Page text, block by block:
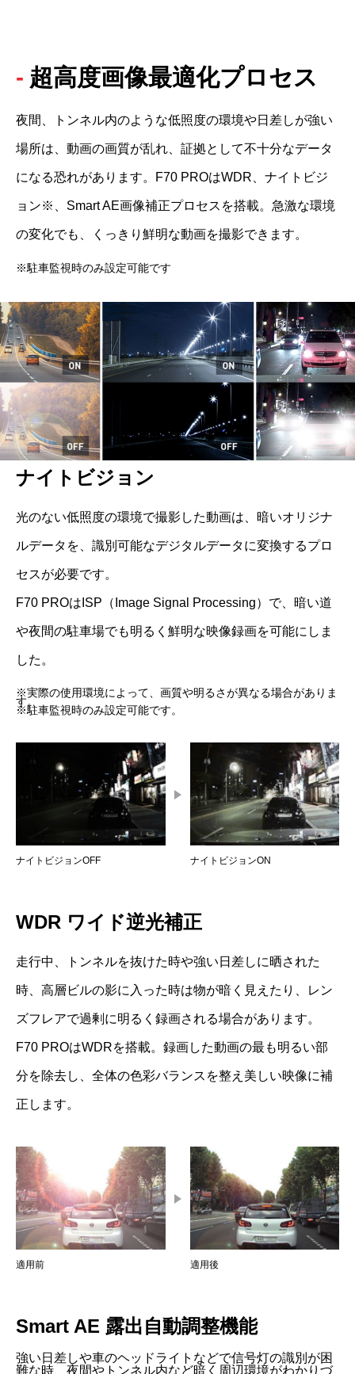
超高度画像最適化プロセス
夜間、トンネル内のような低照度の環境や日差しが強い
場所は、動画の画質が乱れ、証拠として不十分なデータ
になる恐れがあります。F70 PROはWDR、ナイトビジ
ョン※、Smart AE画像補正プロセスを搭載。急激な環境
の変化でも、くっきり鮮明な動画を撮影できます。
※駐車監視時のみ設定可能です
ナイトビジョン
光のない低照度の環境で撮影した動画は、暗いオリジナ
ルデータを、識別可能なデジタルデータに変換するプロ
セスが必要です。
F70 PROはISP（Image Signal Processing）で、暗い道
や夜間の駐車場でも明るく鮮明な映像録画を可能にしま
した。
※実際の使用環境によって、画質や明るさが異なる場合がありま
す。
※駐車監視時のみ設定可能です。
ナイトビジョンOFF ナイトビジョンON
WDR ワイド逆光補正
走行中、トンネルを抜けた時や強い日差しに晒された
時、高層ビルの影に入った時は物が暗く見えたり、レン
ズフレアで過剰に明るく録画される場合があります。
F70 PROはWDRを搭載。録画した動画の最も明るい部
分を除去し、全体の色彩バランスを整え美しい映像に補
正します。
適用前 適用後
Smart AE 露出自動調整機能
強い日差しや車のヘッドライトなどで信号灯の識別が困
難な時、夜間やトンネル内など暗く周辺環境がわかりづ